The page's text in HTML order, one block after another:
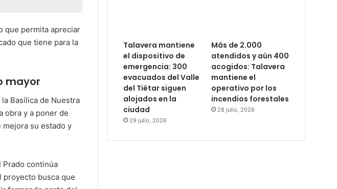
que permita apreciar
que tiene para la
mayor
Basílica de Nuestra
obra y a poner de
su estado y
Prado continúa
busca que
Talavera mantiene
el dispositivo de
emergencia: 300
evacuados del Valle
del Tiétar siguen
alojados en la
ciudad
29 julio, 2026
Más de 2.000
atendidos y aún 400
acogidos: Talavera
mantiene el
operativo por los
incendios forestales
28 julio, 2026